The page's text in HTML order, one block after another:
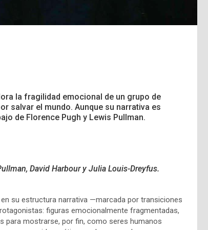
la fragilidad emocional de un grupo de
salvar el mundo. Aunque su narrativa es
de Florence Pugh y Lewis Pullman.
David Harbour y Julia Louis-Dreyfus.
su estructura narrativa —marcada por transiciones
figuras emocionalmente fragmentadas,
para mostrarse, por fin, como seres humanos